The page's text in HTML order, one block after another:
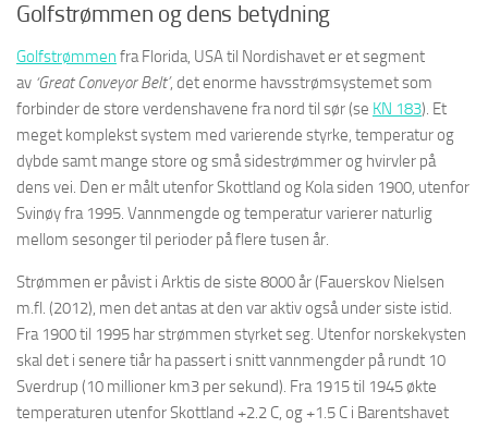
Golfstrømmen og dens betydning
Golfstrømmen fra Florida, USA til Nordishavet er et segment
av ‘Great Conveyor Belt’, det enorme havsstrømsystemet som
forbinder de store verdenshavene fra nord til sør (se KN 183). Et
meget komplekst system med varierende styrke, temperatur og
dybde samt mange store og små sidestrømmer og hvirvler på
dens vei. Den er målt utenfor Skottland og Kola siden 1900, utenfor
Svinøy fra 1995. Vannmengde og temperatur varierer naturlig
mellom sesonger til perioder på flere tusen år.
Strømmen er påvist i Arktis de siste 8000 år (Fauerskov Nielsen
m.fl. (2012), men det antas at den var aktiv også under siste istid.
Fra 1900 til 1995 har strømmen styrket seg. Utenfor norskekysten
skal det i senere tiår ha passert i snitt vannmengder på rundt 10
Sverdrup (10 millioner km3 per sekund). Fra 1915 til 1945 økte
temperaturen utenfor Skottland +2.2 C, og +1.5 C i Barentshavet